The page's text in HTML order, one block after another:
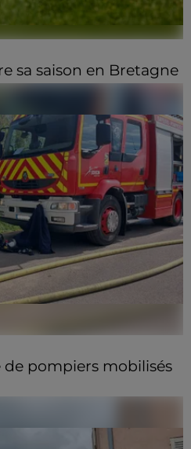
sa saison en Bretagne
pompiers mobilisés